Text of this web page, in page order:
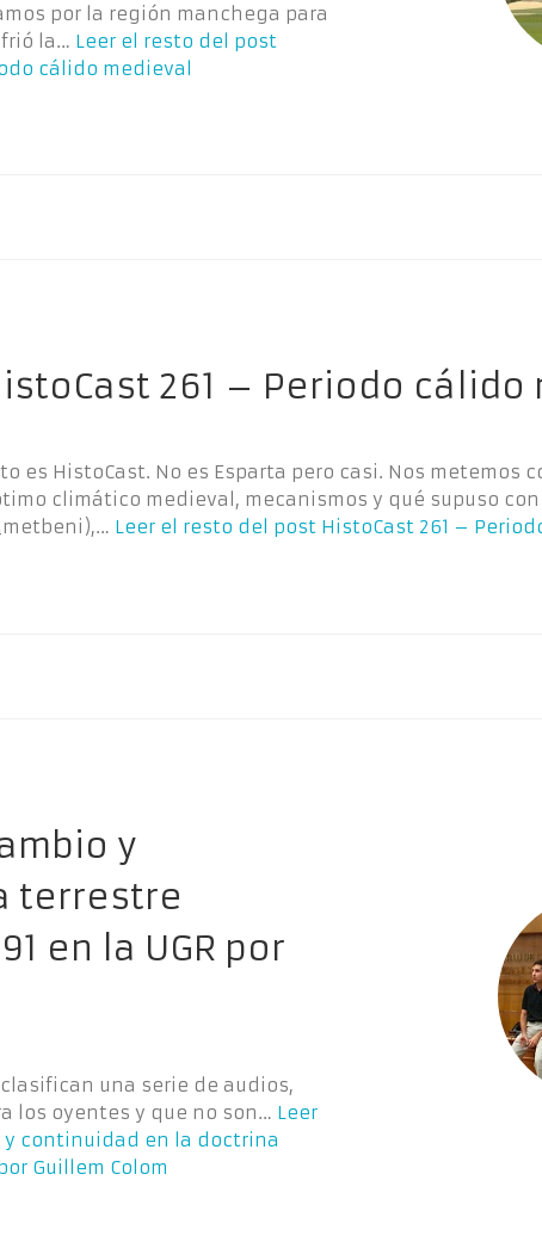
por la región manchega para
la… Leer el resto del post
cálido medieval
261 – Periodo cálido
es HistoCast. No es Esparta pero casi. Nos metemos
climático medieval, mecanismos y qué supuso
Leer el resto del post HistoCast 261 –
y
terrestre
en la UGR por
una serie de audios,
los oyentes y que no son… Leer
y continuidad en la doctrina
Guillem Colom